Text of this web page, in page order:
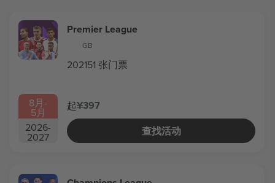
8月-
5月
2026-
2027
Premier League
GB
202151 张门票
起¥397
查找活动